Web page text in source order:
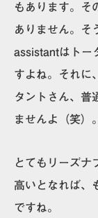
もあります。そ
ありません。そ
assistantはトー
すよね。それに
タントさん、普
ませんよ（笑）。
とてもリーズナ
高いとなれば、
ですね。